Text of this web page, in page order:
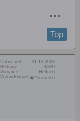
Top
Dabei seit:
31.12.2008
Beiträge:
26320
Vorname:
Helfried
Wohn/Flugort: �?sterreich